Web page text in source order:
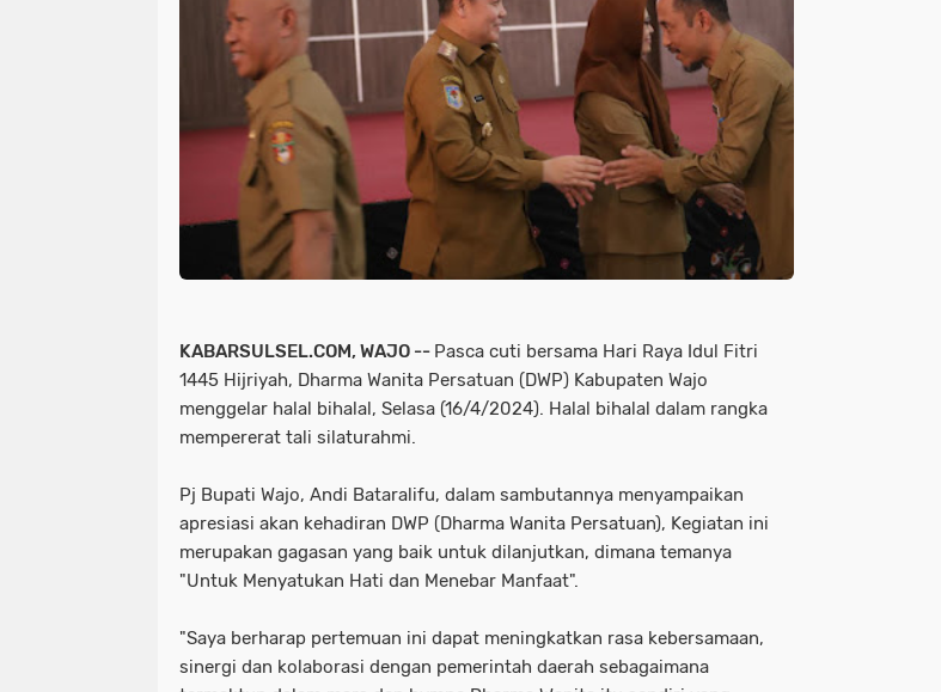
KABARSULSEL.COM, WAJO -- Pasca cuti bersama Hari Raya Idul Fitri
1445 Hijriyah, Dharma Wanita Persatuan (DWP) Kabupaten Wajo
menggelar halal bihalal, Selasa (16/4/2024). Halal bihalal dalam rangka
mempererat tali silaturahmi.
Pj Bupati Wajo, Andi Bataralifu, dalam sambutannya menyampaikan
apresiasi akan kehadiran DWP (Dharma Wanita Persatuan), Kegiatan ini
merupakan gagasan yang baik untuk dilanjutkan, dimana temanya
"Untuk Menyatukan Hati dan Menebar Manfaat".
"Saya berharap pertemuan ini dapat meningkatkan rasa kebersamaan,
sinergi dan kolaborasi dengan pemerintah daerah sebagaimana